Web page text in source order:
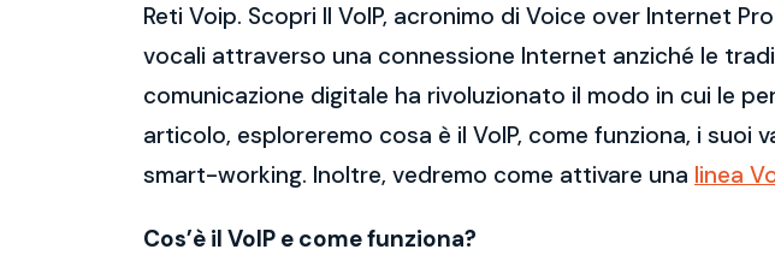
Reti Voip. Scopri Il VoIP, acronimo di Voice over Internet
vocali attraverso una connessione Internet anziché le
comunicazione digitale ha rivoluzionato il modo in cui le
articolo, esploreremo cosa è il VoIP, come funziona, i
smart-working. Inoltre, vedremo come attivare una linea
Cos’è il VoIP e come funziona?